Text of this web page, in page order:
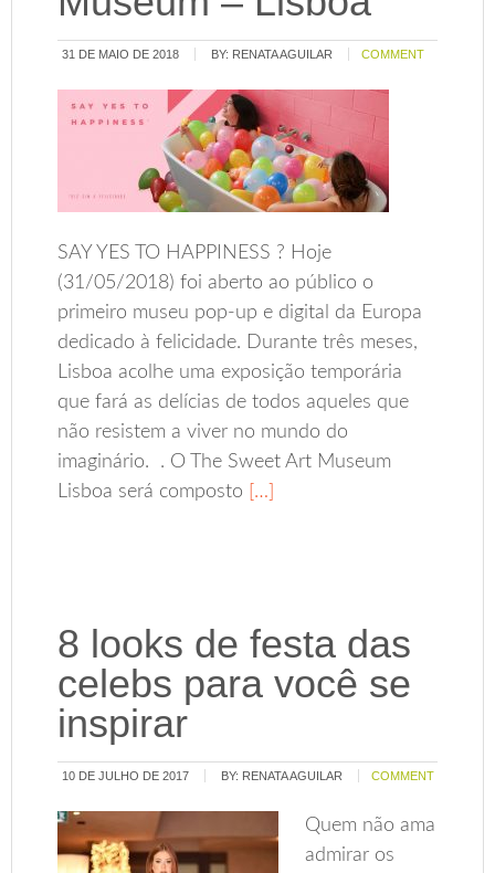
31 DE MAIO DE 2018 BY: RENATA AGUILAR COMMENT
SAY YES TO HAPPINESS ? Hoje
(31/05/2018) foi aberto ao público o
primeiro museu pop-up e digital da Europa
dedicado à felicidade. Durante três meses,
Lisboa acolhe uma exposição temporária
que fará as delícias de todos aqueles que
não resistem a viver no mundo do
imaginário. . O The Sweet Art Museum
Lisboa será composto […]
8 looks de festa das
celebs para você se
inspirar
10 DE JULHO DE 2017 BY: RENATA AGUILAR COMMENT
Quem não ama
admirar os